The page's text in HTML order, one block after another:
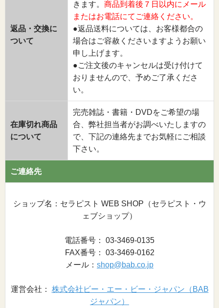
返品・交換に
ついて
きます。 商品到着後７日以内にメール
またはお電話にてご連絡ください。
●返品送料については、お客様都合の
場合はご容赦くださいますようお願い
申し上げます。
●ご注文後のキャンセルは受け付けて
おりませんので、予めご了承くださ
い。
在庫切れ商品
について
完売雑誌・書籍・DVDをご希望の場
合、弊社担当者がお調べいたしますの
で、下記の連絡先までお気軽にご相談
下さい。
ご連絡先
ショップ名：セラピスト WEB SHOP（セラピスト・ウ
ェブショップ）
電話番号： 03-3469-0135
FAX番号： 03-3469-0162
メール： shop@bab.co.jp
運営会社： 株式会社ビー・エー・ビー・ジャパン（BAB
ジャパン）